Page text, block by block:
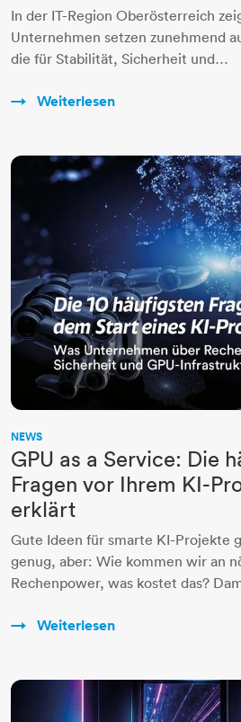
In der IT-Region Oberösterreich
Unternehmen setzen zunehmend
die für Stabilität, Sicherheit und…
Weiterlesen
NEWS
GPU as a Service: Die
Fragen vor Ihrem KI-
erklärt
Gute Ideen für smarte KI-Projekte
genug, aber: Wie kommen wir an
Rechenpower, was kostet das?
Weiterlesen